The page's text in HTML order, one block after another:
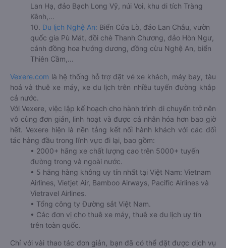
Lan Hạ, đảo Bạch Long Vỹ, núi Voi, khu di tích Tràng
Kênh,...
10. Du lịch Nghệ An: Biển Cửa Lò, đảo Lan Châu, vườn
quốc gia Pù Mát, đồi chè Thanh Chương, đảo Hòn Ngư,
cánh đồng hoa hướng dương, đồng cừu Nghệ An, biển
Thiên Cầm,...
Vexere.com là hệ thống hỗ trợ đặt vé xe khách, máy bay, tàu
hoả và thuê xe máy, xe du lịch trên nhiều tuyến đường khắp
cả nước.
Với Vexere, việc lập kế hoạch cho hành trình di chuyển trở nên
vô cùng đơn giản, linh hoạt và được cá nhân hóa hơn bao giờ
hết. Vexere hiện là nền tảng kết nối hành khách với các đối
tác hàng đầu trong lĩnh vực đi lại, bao gồm:
• 2000+ hãng xe chất lượng cao trên 5000+ tuyến
đường trong và ngoài nước.
• 5 hãng hàng không uy tín nhất tại Việt Nam: Vietnam
Airlines, Vietjet Air, Bamboo Airways, Pacific Airlines và
Vietravel Airlines.
• Tổng công ty Đường sắt Việt Nam.
• Các đơn vị cho thuê xe máy, thuê xe du lịch uy tín
trên toàn quốc.
Chỉ với vài thao tác đơn giản, bạn đã có thể đặt được dịch vụ